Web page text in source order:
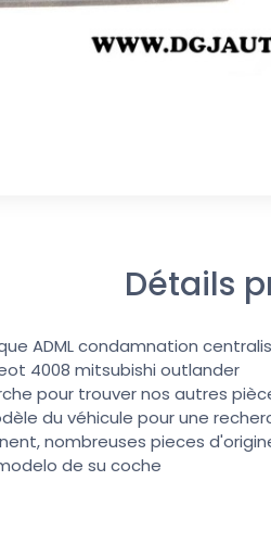
Détails
ADML condamnation
4008 mitsubishi outlander
pour trouver nos autres
du véhicule pour une
nombreuses pieces
de su coche